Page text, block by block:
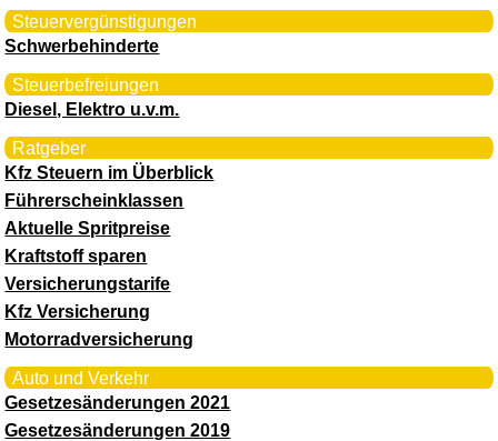
Steuervergünstigungen
Schwerbehinderte
Steuerbefreiungen
Diesel, Elektro u.v.m.
Ratgeber
Kfz Steuern im Überblick
Führerscheinklassen
Aktuelle Spritpreise
Kraftstoff sparen
Versicherungstarife
Kfz Versicherung
Motorradversicherung
Auto und Verkehr
Gesetzesänderungen 2021
Gesetzesänderungen 2019